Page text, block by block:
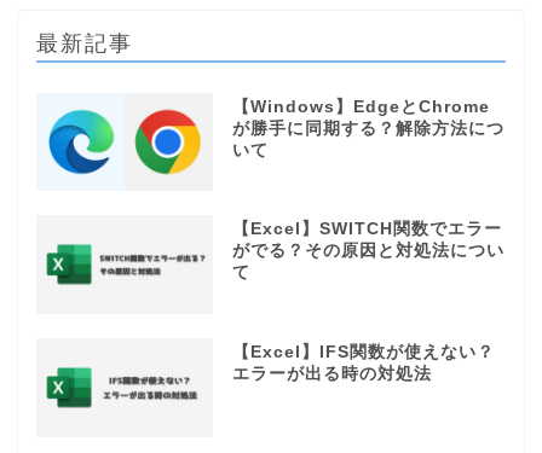
最新記事
【Windows】EdgeとChrome
が勝手に同期する？解除方法につ
いて
【Excel】SWITCH関数でエラー
がでる？その原因と対処法につい
て
【Excel】IFS関数が使えない？
エラーが出る時の対処法